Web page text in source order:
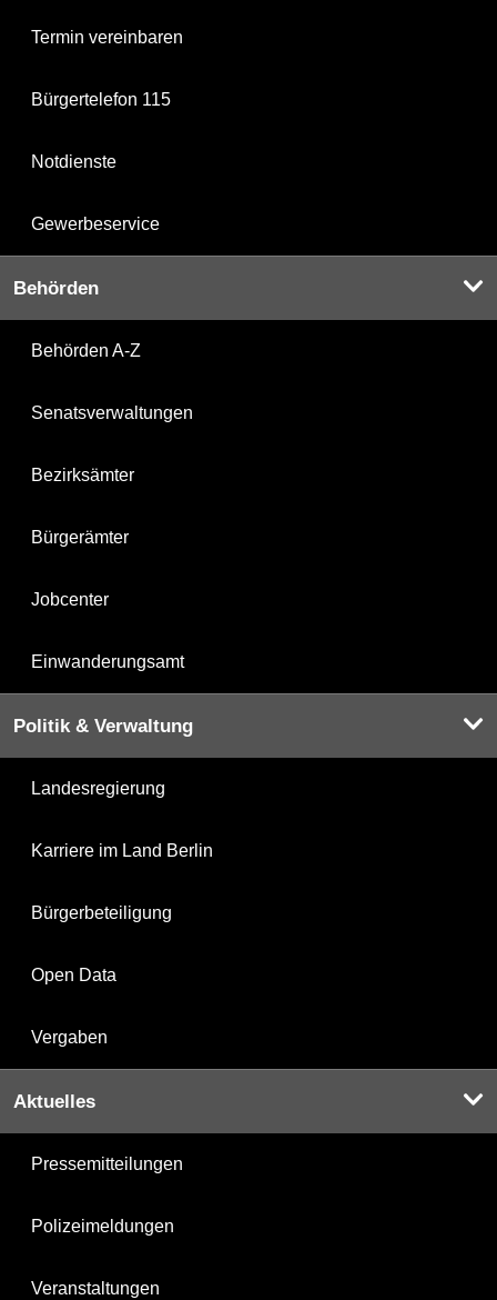
Termin vereinbaren
Bürgertelefon 115
Notdienste
Gewerbeservice
Behörden
Behörden A-Z
Senatsverwaltungen
Bezirksämter
Bürgerämter
Jobcenter
Einwanderungsamt
Politik & Verwaltung
Landesregierung
Karriere im Land Berlin
Bürgerbeteiligung
Open Data
Vergaben
Aktuelles
Pressemitteilungen
Polizeimeldungen
Veranstaltungen